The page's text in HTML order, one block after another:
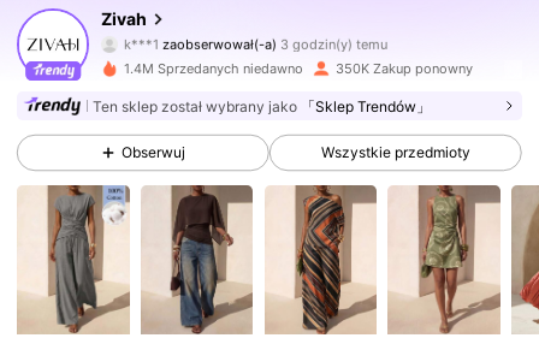
Zivah
k***1zaobserwował(-a)
c***o przegląda
4,64
767K Obserwujący
4,64 767K Obserwujący
4,64 767K Obserwujący
4,64 767K Obserwujący
1.4M Sprzedanych niedawno 350K Zakup ponowny
Ten sklep został wybrany jako 「Sklep Trendów」
Obserwuj Wszystkie przedmioty